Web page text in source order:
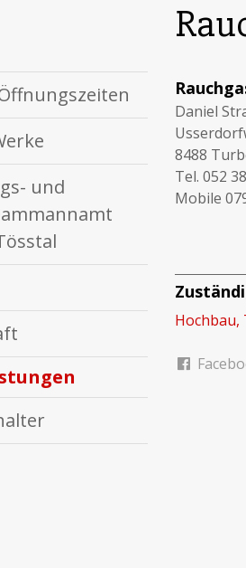
und
Daniel
8488
Tel. 052
Mobile
Hochbau,